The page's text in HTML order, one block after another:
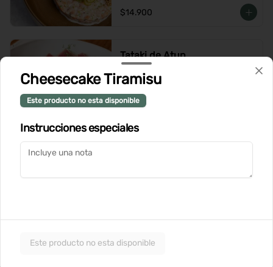
$14.900
Tataki de Atun
$14.900
Tortilla española de papas y cebolla
rallado
Cheesecake Tiramisu
Este producto no esta disponible
Instrucciones especiales
Este producto no esta disponible